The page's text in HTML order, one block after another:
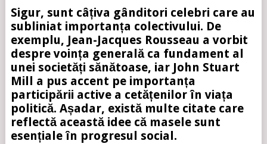
Sigur, sunt câțiva gânditori celebri care au
subliniat importanța colectivului. De
exemplu, Jean-Jacques Rousseau a vorbit
despre voința generală ca fundament al
unei societăți sănătoase, iar John Stuart
Mill a pus accent pe importanța
participării active a cetățenilor în viața
politică. Așadar, există multe citate care
reflectă această idee că masele sunt
esențiale în progresul social.